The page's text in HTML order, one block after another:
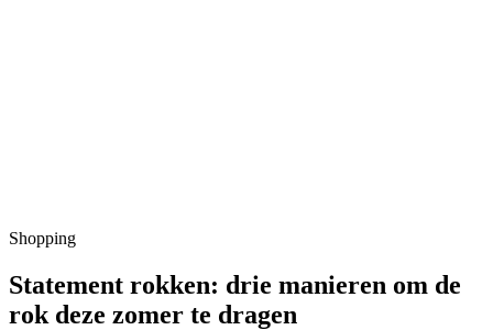
Shopping
Statement rokken: drie manieren om de
rok deze zomer te dragen